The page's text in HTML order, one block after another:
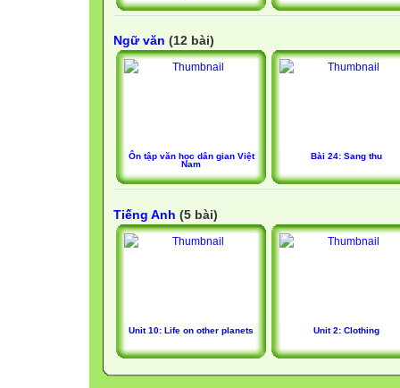
Ngữ văn (12 bài)
Ôn tập văn học dân gian Việt
Nam
Bài 24: Sang thu
Tiếng Anh (5 bài)
Unit 10: Life on other planets Unit 2: Clothing